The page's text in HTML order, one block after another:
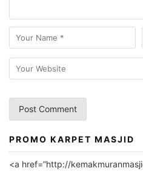
A
l
PROMO KARPET MASJID
<a href=”http://